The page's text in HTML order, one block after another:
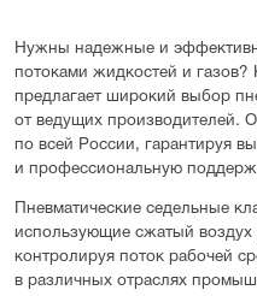
Нужны надежные и
потоками жидкостей и газов?
предлагает широкий выбор
от ведущих производителей.
по всей России, гарантируя
и профессиональную
Пневматические седельные
использующие сжатый воздух
контролируя поток рабочей
в различных отраслях